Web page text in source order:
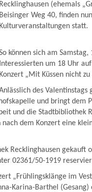
Recklinghausen (ehemals
Beisinger Weg 40, finden
Kulturveranstaltungen statt.
können sich am
Interessierten um 18 Uhr
Konzert „Mit Küssen nicht
des Valentinstags
und bringt dem
und die Stadtbibliothek
dem Konzert eine
Recklinghausen gekauft
02361/50-1919
„Frühlingsklänge im
Karina-Barthel